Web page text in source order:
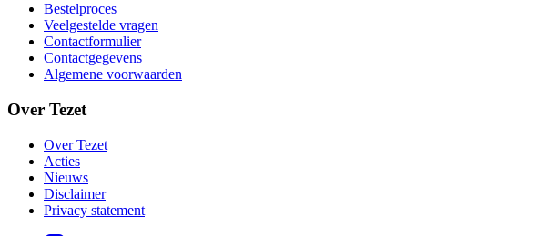
Bestelproces
Veelgestelde vragen
Contactformulier
Contactgegevens
Algemene voorwaarden
Over Tezet
Over Tezet
Acties
Nieuws
Disclaimer
Privacy statement